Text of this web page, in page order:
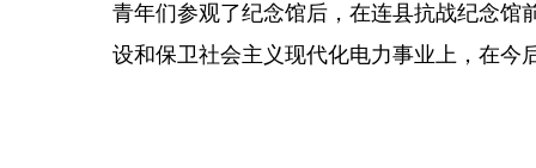
青年们参观了纪念馆后，在连县抗战纪念
设和保卫社会主义现代化电力事业上，在